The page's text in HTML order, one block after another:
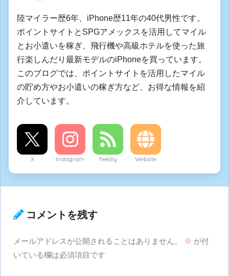
陸マイラー歴6年、iPhone歴11年の40代男性です。
ポイントサイトとSPGアメックスを活用してマイル
とお小遣いを稼ぎ、飛行機や高級ホテルを使った旅
行楽しんだり最新モデルのiPhoneを買っています。
このブログでは、ポイントサイトを活用したマイル
の貯め方やお小遣いの稼ぎ方など、お得な情報を紹
介しています。
X Instagram Feedly Website
コメントを残す
メールアドレスが公開されることはありません。 ※ が付
いている欄は必須項目です